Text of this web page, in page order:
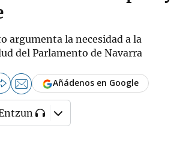
argumenta la necesidad a la
del Parlamento de Navarra
Añádenos en Google